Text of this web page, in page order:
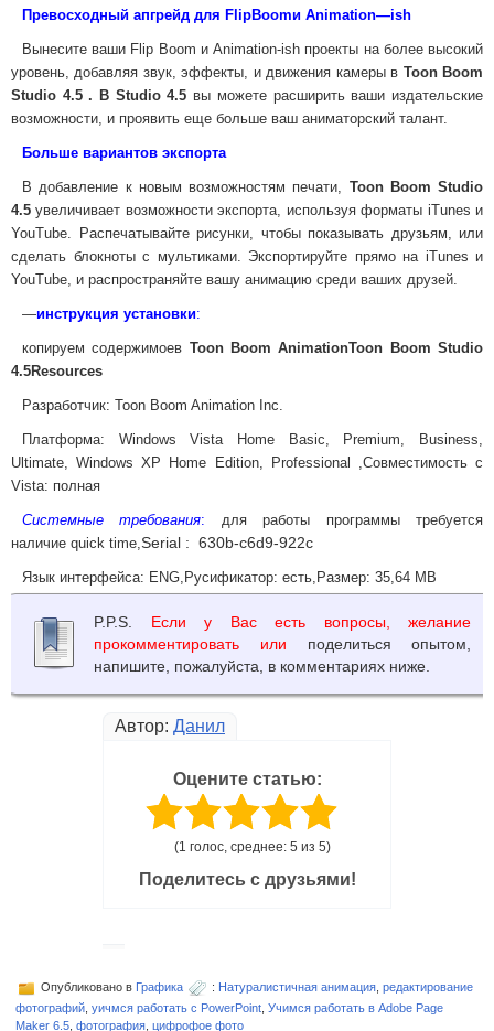
Превосходный апгрейд для FlipBoomи Animation—ish
Вынесите ваши Flip Boom и Animation-ish проекты на более высокий
уровень, добавляя звук, эффекты, и движения камеры в Toon Boom
Studio 4.5 . В Studio 4.5 вы можете расширить ваши издательские
возможности, и проявить еще больше ваш аниматорский талант.
Больше вариантов экспорта
В добавление к новым возможностям печати, Toon Boom Studio
4.5 увеличивает возможности экспорта, используя форматы iTunes и
YouTube. Распечатывайте рисунки, чтобы показывать друзьям, или
сделать блокноты с мультиками. Экспортируйте прямо на iTunes и
YouTube, и распространяйте вашу анимацию среди ваших друзей.
—инструкция установки:
копируемсодержимоев Toon Boom AnimationToon Boom Studio
4.5Resources
Разработчик: Toon Boom Animation Inc.
Платформа: Windows Vista Home Basic, Premium, Business,
Ultimate, Windows XP Home Edition, Professional ,Совместимость с
Vista: полная
Системные требования: для работы программы требуется
наличие quick time,Serial : 630b-c6d9-922c
Язык интерфейса: ENG, Русификатор: есть, Размер: 35,64 MB
P.P.S. Если у Вас есть вопросы, желание
прокомментировать или поделиться опытом,
напишите, пожалуйста, в комментариях ниже.
Автор: Данил
Оцените статью:
(1 голос, среднее: 5 из 5)
Поделитесь с друзьями!
Опубликовано в Графика : Натуралистичная анимация редактирование
фотографий уичмся работать с PowerPoint Учимся работать в Adobe Page
Maker 6.5 фотография цифрофое фото